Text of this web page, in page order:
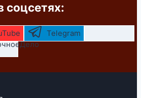
соцсетях:
Telegram